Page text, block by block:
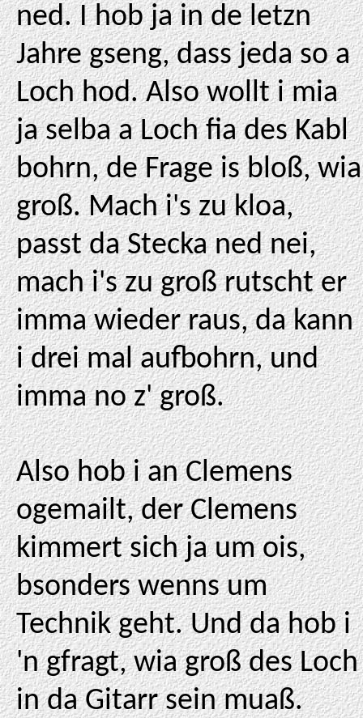
ned. I hob ja in de letzn
Jahre gseng, dass jeda so a
Loch hod. Also wollt i mia
ja selba a Loch fia des Kabl
bohrn, de Frage is bloß, wia
groß. Mach i's zu kloa,
passt da Stecka ned nei,
mach i's zu groß rutscht er
imma wieder raus, da kann
i drei mal aufbohrn, und
imma no z' groß.
Also hob i an Clemens
ogemailt, der Clemens
kimmert sich ja um ois,
bsonders wenns um
Technik geht. Und da hob i
'n gfragt, wia groß des Loch
in da Gitarr sein muaß.